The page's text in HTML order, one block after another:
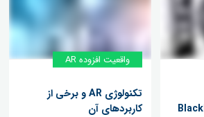
واقعیت افزوده AR
تکنولوژی AR و برخی از
کاربردهای آن